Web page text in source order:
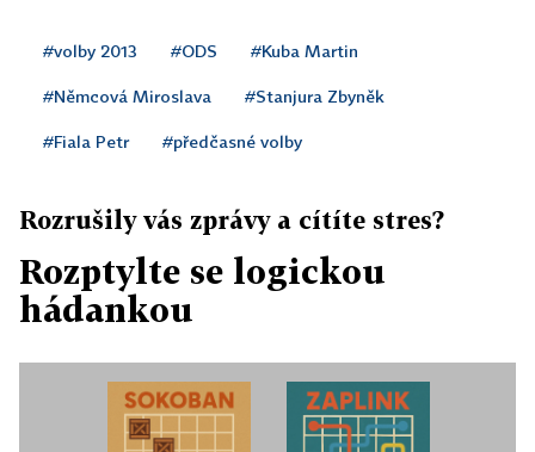
#volby 2013 #ODS #Kuba Martin
#Němcová Miroslava #Stanjura Zbyněk
#Fiala Petr #předčasné volby
Rozrušily vás zprávy a cítíte stres?
Rozptylte se logickou
hádankou